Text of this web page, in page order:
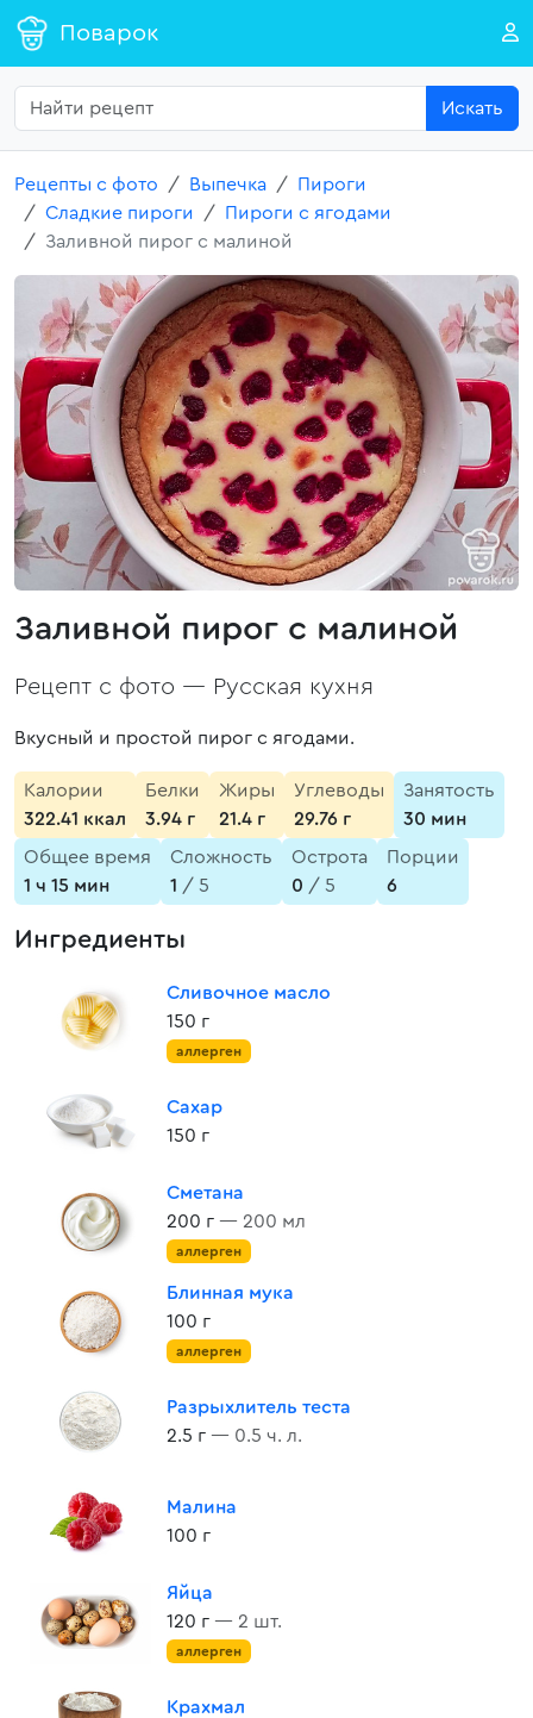
Поварок
Искать
Рецепты с фото Выпечка
Пироги
Сладкие пироги
Пироги с ягодами
Заливной пирог с малиной
Заливной пирог с малиной
Рецепт с фото — Русская кухня
Вкусный и простой пирог с ягодами.
Калории
322.41 ккал
Белки
3.94 г
Жиры
21.4 г
Углеводы
29.76 г
Занятость
30 мин
Общее время
1 ч 15 мин
Сложность
1 / 5
Острота
0 / 5
Порции
6
Ингредиенты
Сливочное масло
150 г
аллерген
Сахар
150 г
Сметана
200 г — 200 мл
аллерген
Блинная мука
100 г
аллерген
Разрыхлитель теста
2.5 г — 0.5 ч. л.
Малина
100 г
Яйца
120 г — 2 шт.
аллерген
Крахмал